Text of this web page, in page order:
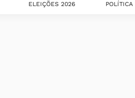
ELEIÇÕES 2026 POLÍTICA